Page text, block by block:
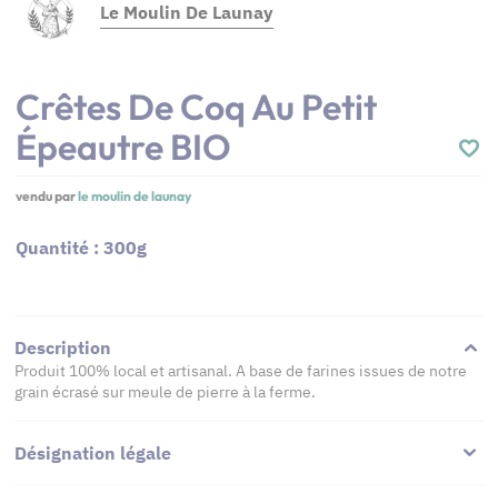
Le Moulin De Launay
Crêtes De Coq Au Petit
Épeautre BIO
vendu parle moulin de launay
Quantité : 300g
Description
Produit 100% local et artisanal. A base de farines issues de notre
grain écrasé sur meule de pierre à la ferme.
Désignation légale